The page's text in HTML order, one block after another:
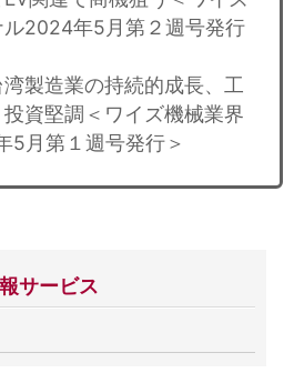
2024年5月第２週号発行
製造業の持続的成長、工
資堅調＜ワイズ機械業界
5月第１週号発行＞
サービス